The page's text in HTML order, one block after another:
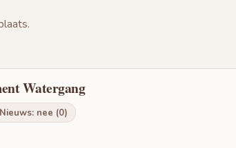
Watergang
Nieuws: nee (0)